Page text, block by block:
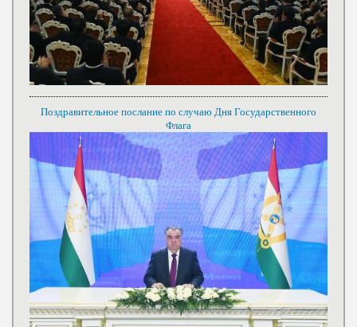
Поздравительное послание по случаю Дня Государственного
Флага